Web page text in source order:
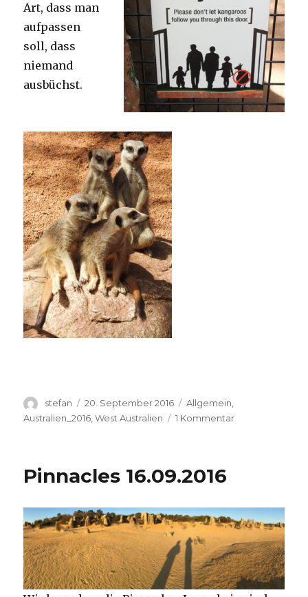
Art, dass man
aufpassen
soll, dass
niemand
ausbüchst.
Autor
stefan
Veröffentlicht
am
20. September 2016 Kategorien
Allgemein,
Australien_2016 ,West Australien 1 Kommentarzu
Pinnacles 16.09.2016